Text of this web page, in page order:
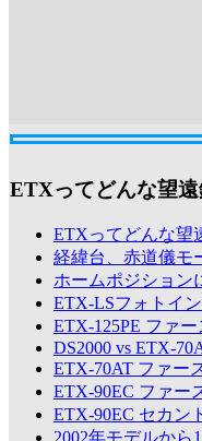
ETXってどんな望遠
ETXってどんな望
経緯台、赤道儀モ
ホームポジション
ETX-LSフォトイ
ETX-125PE ファ
DS2000 vs ETX-
ETX-70AT ファー
ETX-90EC ファー
ETX-90EC セカン